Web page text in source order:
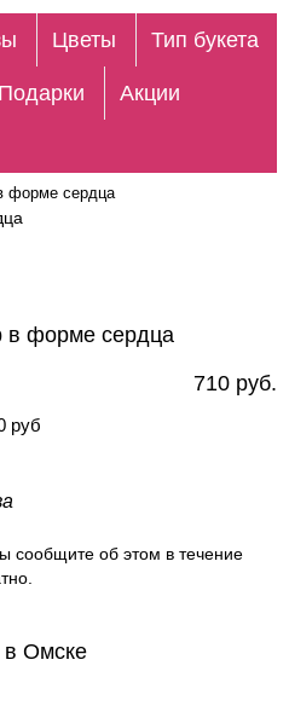
Цветы Тип букета
Подарки Акции
форме сердца
форме сердца
710 руб.
руб
сообщите об этом в течение
в Омске